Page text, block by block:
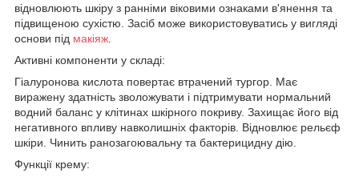
відновлюють шкіру з ранніми віковими ознаками в'янення та
підвищеною сухістю. Засіб може використовуватись у вигляді
основи під макіяж
Активні компоненти у складі:
Гіалуронова кислота повертає втрачений тургор. Має
виражену здатність зволожувати і підтримувати нормальний
водний баланс у клітинах шкірного покриву. Захищає його від
негативного впливу навколишніх факторів. Відновлює рельєф
шкіри. Чинить ранозагоювальну та бактерицидну дію.
Функції крему: